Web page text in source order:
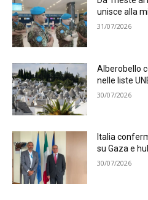
unisce alla
31/07/2026
Alberobello
nelle liste
30/07/2026
Italia
su Gaza e
30/07/2026